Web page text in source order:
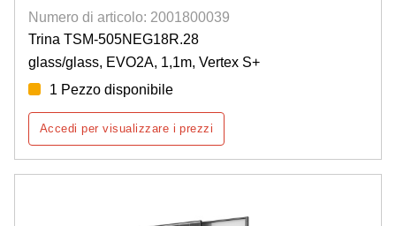
Numero di articolo: 2001800039
Trina TSM-505NEG18R.28
glass/glass, EVO2A, 1,1m, Vertex S+
1 Pezzo disponibile
Accedi per visualizzare i prezzi